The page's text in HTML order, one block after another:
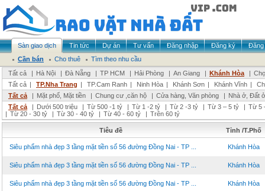
Sàn giao dịch Tin tức Dự án Tư vấn Đăng nhập Đăng ký
Đăng
Cần bán
Cho thuê
Tìm theo nhu cầu
Tất cả
| Hà Nội | Đà Nẵng | TP HCM | Hải Phòng | An Giang | Khánh Hòa |
Tất cả | TP.Nha Trang | TP.Cam Ranh | Ninh Hòa | Khánh Sơn | Khánh Vĩnh |
Tất cả
| Mặt phố, Mặt tiền | Chung cư ,căn hộ | Cửa hàng, Văn phòng | Nhà ở, Đất ở
Tất cả
| Dưới 500 triệu | Từ 500 -1 tỷ | Từ 1 -2 tỷ | Từ 2 -3 tỷ | Từ 3 – 5 tỷ | Từ 5
| Từ 20 - 30 tỷ | Từ 30 - 40 tỷ | Từ 40 - 60 tỷ | Trên 60 tỷ
Tiêu đề Tỉnh /T.Phố
Siêu phẩm nhà đẹp 3 tầng mặt tiền số 56 đường Đồng Nai - TP ... Khánh Hòa
Siêu phẩm nhà đẹp 3 tầng mặt tiền số 56 đường Đồng Nai - TP ... Khánh Hòa
Siêu phẩm nhà đẹp 3 tầng mặt tiền số 56 đường Đồng Nai - TP ... Khánh Hòa